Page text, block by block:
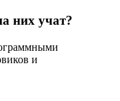
них учат?
и